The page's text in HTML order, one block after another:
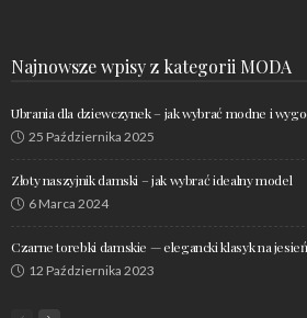
Najnowsze wpisy z kategorii MODA
Ubrania dla dziewczynek – jak wybrać modne i
25 Października 2025
Złoty naszyjnik damski – jak wybrać idealny model
6 Marca 2024
Czarne torebki damskie — elegancki klasyk na
12 Października 2023